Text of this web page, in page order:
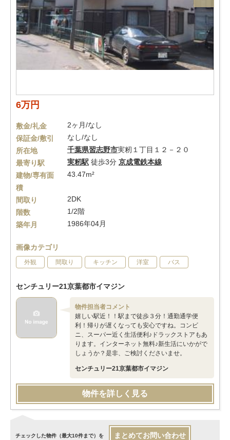
6万円
敷金/礼金
2ヶ月/なし
保証金/敷引
なし/なし
所在地
千葉県習志野市実籾１丁目１２－２０
最寄り駅
実籾駅 徒歩3分 京成電鉄本線
建物/専有面
積
43.47m²
間取り
2DK
階数
1/2階
築年月
1986年04月
画像カテゴリ
外観 間取り キッチン 洋室 バス
センチュリー21京葉都市イマジン
物件担当者コメント
嬉しい駅近！！駅まで徒歩３分！通勤通学便
利！帰りが遅くなっても安心ですね。コンビ
ニ、スーパー近く生活便利♪ドラックストアもあ
ります。インターネット無料♪新生活にいかがで
しょうか？是非、ご検討くださいませ。
センチュリー21京葉都市イマジン
物件を詳しく見る
チェックした物件（最大10件まで）を まとめてお問い合わせ